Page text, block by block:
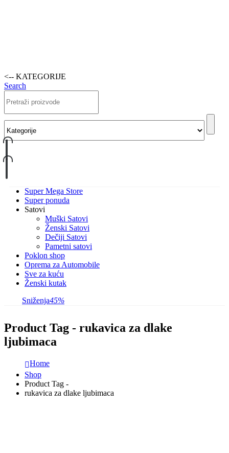
<-- KATEGORIJE
Search
Super Mega Store
Super ponuda
Satovi
Muški Satovi
Ženski Satovi
Dečiji Satovi
Pametni satovi
Poklon shop
Oprema za Automobile
Sve za kuću
Ženski kutak
Sniženja45%
Product Tag - rukavica za dlake
ljubimaca
Home
Shop
Product Tag -
rukavica za dlake ljubimaca